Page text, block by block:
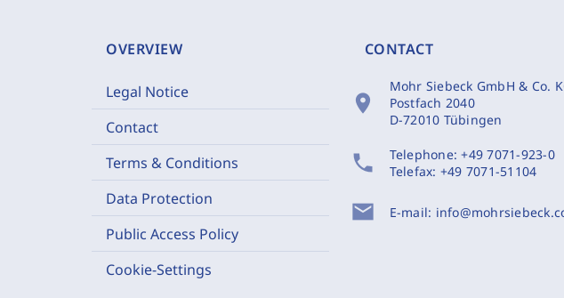
OVERVIEW
Legal Notice
Contact
Terms & Conditions
Data Protection
Public Access Policy
Cookie-Settings
CONTACT
location_on
Mohr Siebeck GmbH & Co.
Postfach 2040
D-72010 Tübingen
phone Telephone:+49 7071-923-0
Telefax: +49 7071-51104
mail E-mail: